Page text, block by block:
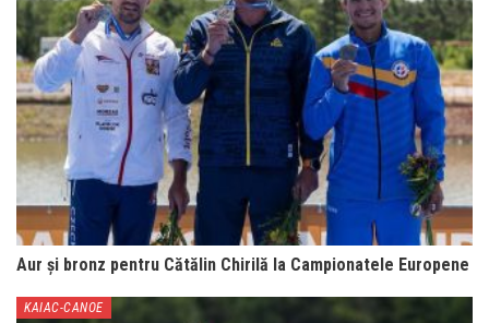
Aur și bronz pentru Cătălin Chirilă la Campionatele Europene
KAIAC-CANOE